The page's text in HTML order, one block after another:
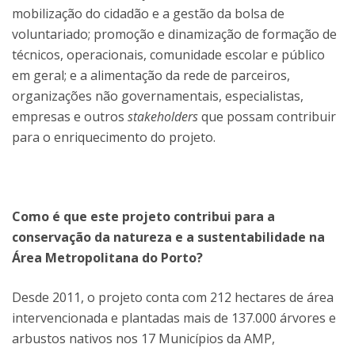
mobilização do cidadão e a gestão da bolsa de
voluntariado; promoção e dinamização de formação de
técnicos, operacionais, comunidade escolar e público
em geral; e a alimentação da rede de parceiros,
organizações não governamentais, especialistas,
empresas e outros stakeholdersque possam contribuir
para o enriquecimento do projeto.
Como é que este projeto contribui para a
conservação da natureza e a sustentabilidade na
Área Metropolitana do Porto?
Desde 2011, o projeto conta com 212 hectares de área
intervencionada e plantadas mais de 137.000 árvores e
arbustos nativos nos 17 Municípios da AMP,